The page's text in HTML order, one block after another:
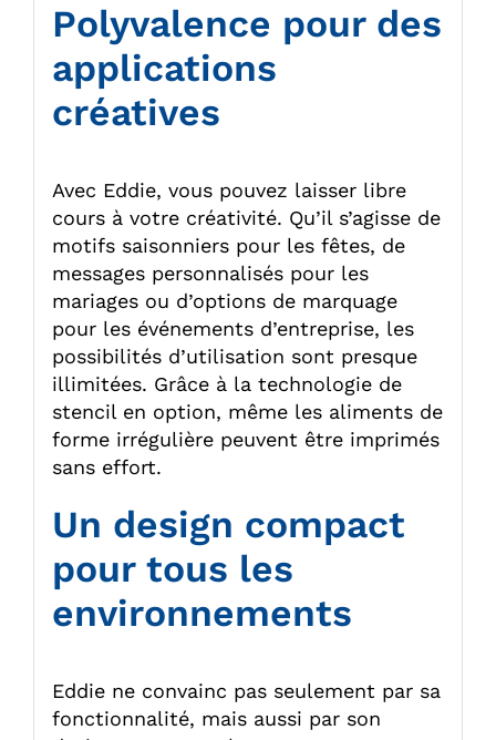
Polyvalence pour des
applications
créatives
Avec Eddie, vous pouvez laisser libre
cours à votre créativité. Qu’il s’agisse de
motifs saisonniers pour les fêtes, de
messages personnalisés pour les
mariages ou d’options de marquage
pour les événements d’entreprise, les
possibilités d’utilisation sont presque
illimitées. Grâce à la technologie de
stencil en option, même les aliments de
forme irrégulière peuvent être imprimés
sans effort.
Un design compact
pour tous les
environnements
Eddie ne convainc pas seulement par sa
fonctionnalité, mais aussi par son